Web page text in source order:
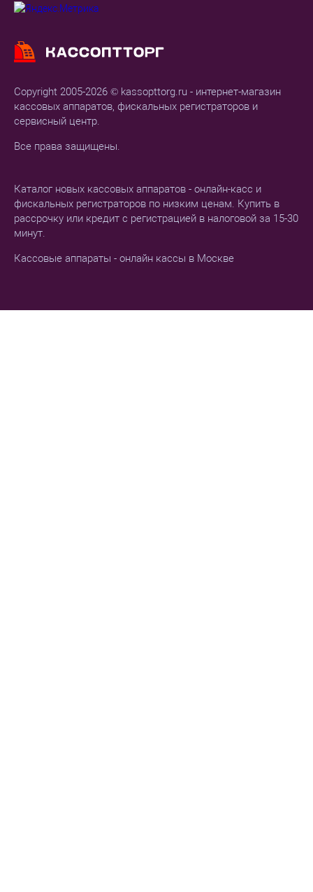
Copyright 2005-2026 © kassopttorg.ru - интернет-магазин
кассовых аппаратов, фискальных регистраторов и
сервисный центр.
Все права защищены.
Каталог новых кассовых аппаратов - онлайн-касс и
фискальных регистраторов по низким ценам. Купить в
рассрочку или кредит с регистрацией в налоговой за 15-30
минут.
Кассовые аппараты - онлайн кассы в Москве